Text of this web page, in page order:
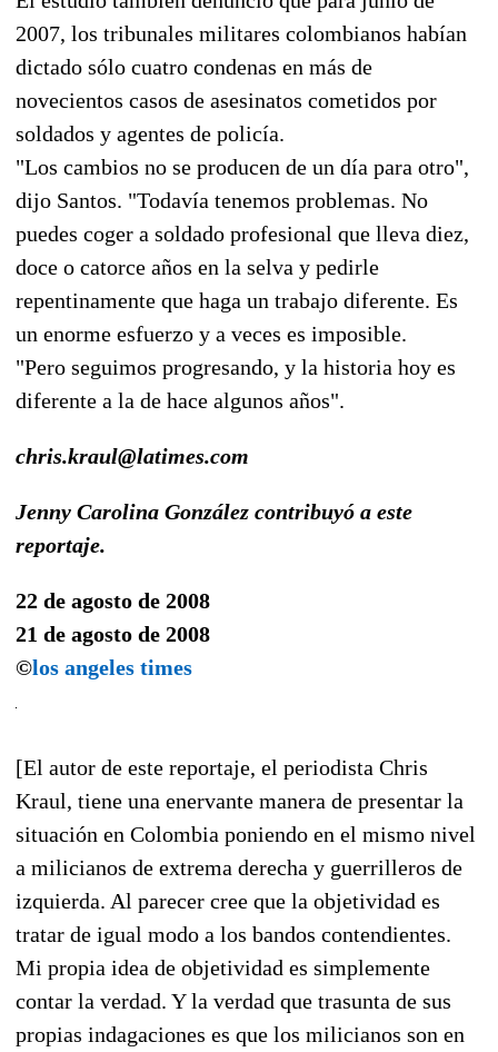
2007, los tribunales militares colombianos habían
dictado sólo cuatro condenas en más de
novecientos casos de asesinatos cometidos por
soldados y agentes de policía.
"Los cambios no se producen de un día para otro",
dijo Santos. "Todavía tenemos problemas. No
puedes coger a soldado profesional que lleva diez,
doce o catorce años en la selva y pedirle
repentinamente que haga un trabajo diferente. Es
un enorme esfuerzo y a veces es imposible.
"Pero seguimos progresando, y la historia hoy es
diferente a la de hace algunos años".
chris.kraul@latimes.com
Jenny Carolina González contribuyó a este
reportaje.
22 de agosto de 2008
21 de agosto de 2008
©los angeles times
[El autor de este reportaje, el periodista Chris
Kraul, tiene una enervante manera de presentar la
situación en Colombia poniendo en el mismo nivel
a milicianos de extrema derecha y guerrilleros de
izquierda. Al parecer cree que la objetividad es
tratar de igual modo a los bandos contendientes.
Mi propia idea de objetividad es simplemente
contar la verdad. Y la verdad que trasunta de sus
propias indagaciones es que los milicianos son en